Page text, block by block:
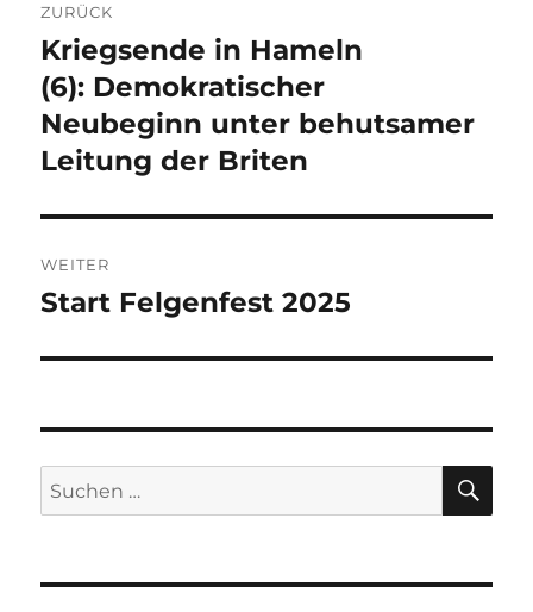
ZURÜCK
Vorheriger
Beitrag:
Kriegsende in Hameln
(6): Demokratischer
Neubeginn unter behutsamer
Leitung der Briten
WEITER
Nächster
Start Felgenfest 2025
Suchen
nach: